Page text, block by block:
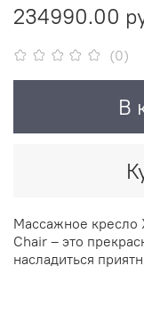
(0)
234990.00
В
Массажное кресло
Chair – это
насладиться